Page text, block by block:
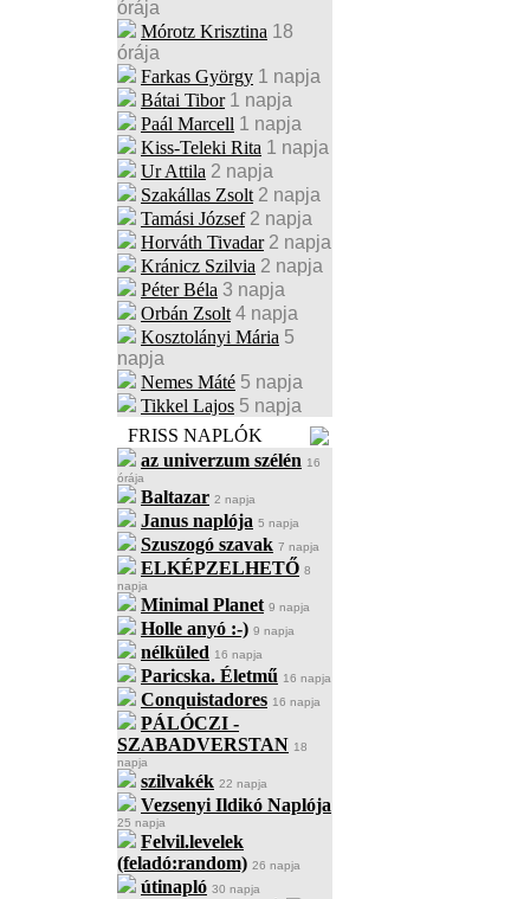
órája
Mórotz Krisztina 18
órája
Farkas György 1 napja
Bátai Tibor 1 napja
Paál Marcell 1 napja
Kiss-Teleki Rita 1 napja
Ur Attila 2 napja
Szakállas Zsolt 2 napja
Tamási József 2 napja
Horváth Tivadar 2 napja
Kránicz Szilvia 2 napja
Péter Béla 3 napja
Orbán Zsolt 4 napja
Kosztolányi Mária 5
napja
Nemes Máté 5 napja
Tikkel Lajos 5 napja
FRISS NAPLÓK
az univerzum szélén 16
órája
Baltazar 2 napja
Janus naplója 5 napja
Szuszogó szavak 7 napja
ELKÉPZELHETŐ 8
napja
Minimal Planet 9 napja
Holle anyó :-) 9 napja
nélküled 16 napja
Paricska. Életmű 16 napja
Conquistadores 16 napja
PÁLÓCZI -
SZABADVERSTAN 18
napja
szilvakék 22 napja
Vezsenyi Ildikó Naplója
25 napja
Felvil.levelek
(feladó:random) 26 napja
útinapló 30 napja